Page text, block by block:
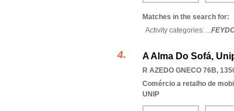
Matches in the search for:
Activity categories: ...
A Alma Do Sofá,
R AZEDO GNECO 76B,
Comércio a retalho de
UNIP